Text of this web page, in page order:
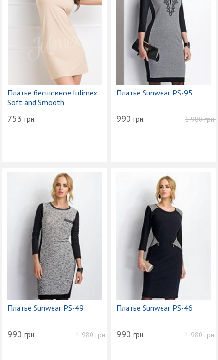
Платье бесшовное Julimex
Soft and Smooth
753 грн.
Платье Sunwear PS-95
1 980грн.
990 грн.
Платье Sunwear PS-49
1 980грн.
990 грн.
Платье Sunwear PS-46
1 980грн.
990 грн.